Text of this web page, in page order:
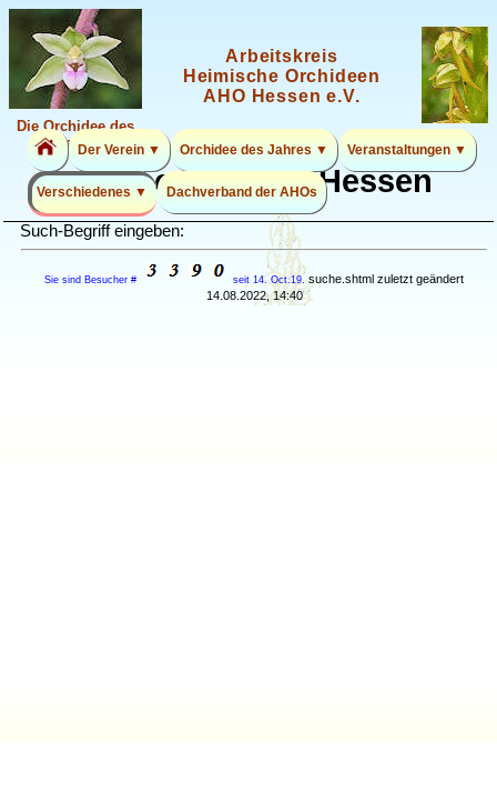
Die Orchidee des
Jahres 2026
Arbeitskreis
Heimische Orchideen
AHO Hessen e.V.
Der Verein ▼ Orchidee des Jahres ▼ Veranstaltungen ▼
Verschiedenes ▼ Dachverband der AHOs
Suche auf AHO Hessen
Such-Begriff eingeben:
Sie sind Besucher # seit 14. Oct.19.suche.shtml zuletzt geändert
14.08.2022, 14:40